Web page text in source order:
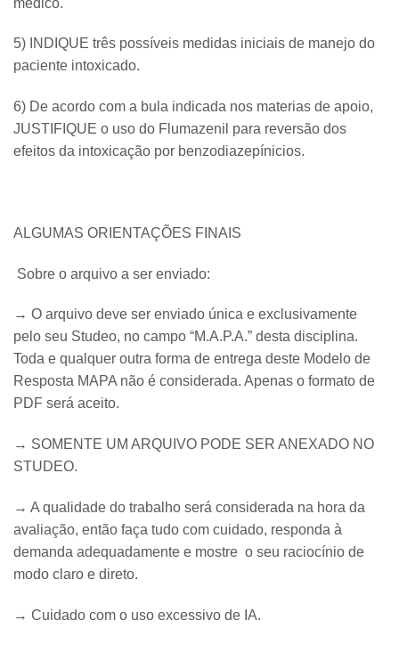
5) INDIQUE três possíveis medidas iniciais de manejo do
paciente intoxicado.
6) De acordo com a bula indicada nos materias de apoio,
JUSTIFIQUE o uso do Flumazenil para reversão dos
efeitos da intoxicação por benzodiazepínicios.
​ALGUMAS ORIENTAÇÕES FINAIS
Sobre o arquivo a ser enviado:
→ O arquivo deve ser enviado única e exclusivamente
pelo seu Studeo, no campo “M.A.P.A.” desta disciplina.
Toda e qualquer outra forma de entrega deste Modelo de
Resposta MAPA não é considerada. Apenas o formato de
PDF será aceito.
→ SOMENTE UM ARQUIVO PODE SER ANEXADO NO
STUDEO.
→ A qualidade do trabalho será considerada na hora da
avaliação, então faça tudo com cuidado, responda à
demanda adequadamente e mostre o seu raciocínio de
modo claro e direto.
→​ Cuidado com o uso excessivo de IA.